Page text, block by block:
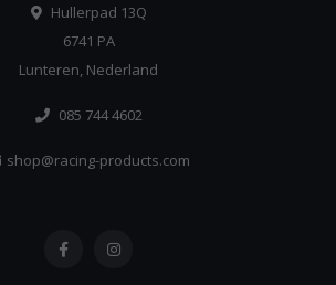
Hullerpad 13Q
6741 PA
Lunteren, Nederland
085 744 4602
shop@racing-products.com